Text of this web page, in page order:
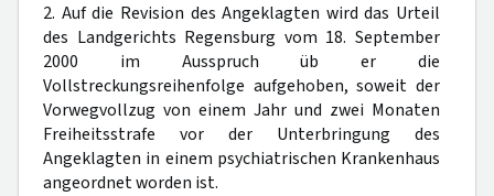
2. Auf die Revision des Angeklagten wird das Urteil
des Landgerichts Regensburg vom 18. September
2000 im Ausspruch üb er die
Vollstreckungsreihenfolge aufgehoben, soweit der
Vorwegvollzug von einem Jahr und zwei Monaten
Freiheitsstrafe vor der Unterbringung des
Angeklagten in einem psychiatrischen Krankenhaus
angeordnet worden ist.